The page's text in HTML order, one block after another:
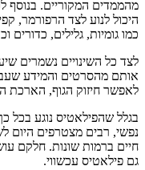
מהממדים המקוריים. בנוסף
היכול לנוע לצד הרפורמר,
כמו גומיות, גלילים, כדורים
לצד כל השינויים נשמרים
אותם מהסרטים והמידע
לאפשר חיזוק הגוף, הארכת
בגלל שהפילאטיס נוגע בכל
נפשי, רבים מצטרפים
חיים ברמות שונות. חלקם
גם פילאטיס עכשווי.